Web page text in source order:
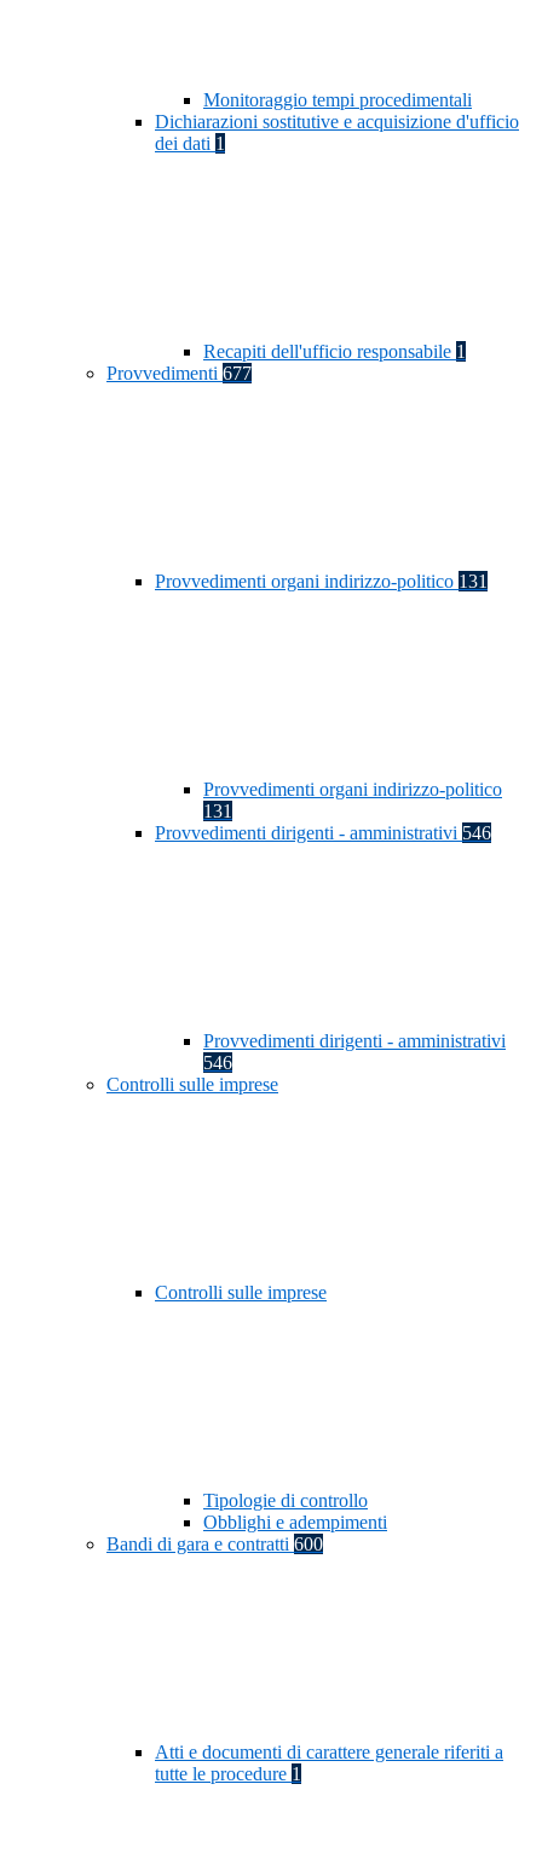
Monitoraggio tempi procedimentali
Dichiarazioni sostitutive e acquisizione d'ufficio
dei dati 1
Recapiti dell'ufficio responsabile 1
Provvedimenti 677
Provvedimenti organi indirizzo-politico 131
Provvedimenti organi indirizzo-politico
131
Provvedimenti dirigenti - amministrativi 546
Provvedimenti dirigenti - amministrativi
546
Controlli sulle imprese
Controlli sulle imprese
Tipologie di controllo
Obblighi e adempimenti
Bandi di gara e contratti 600
Atti e documenti di carattere generale riferiti a
tutte le procedure 1